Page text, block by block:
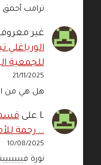
ترامب أحمق
غير
الورياغلي
للجمعية
21/11/2025
هل هي من
L علىقسم
… رحمة
10/08/2025
نورة